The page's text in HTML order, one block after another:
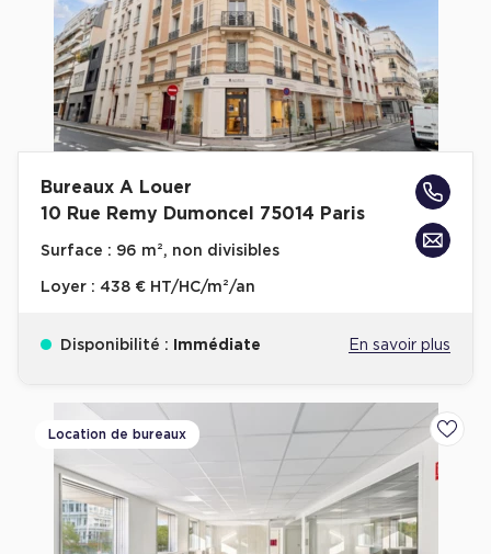
Achat de Commerces
Achat de Commerces à Nîmes
Achat de Commerces à Toulouse
Achat de Commerces à Marseille
Bureaux privés à Paris
Bureaux privés à Marseille
Bureaux privés à Neuilly-sur-Seine
Bureaux privés à Lille
Plateaux opérés
Bureaux A Louer
10 Rue Remy Dumoncel 75014 Paris
Surface : 96 m², non divisibles
Loyer : 438 € HT/HC/m²/an
Disponibilité : Immédiate En savoir plus
Location de bureaux